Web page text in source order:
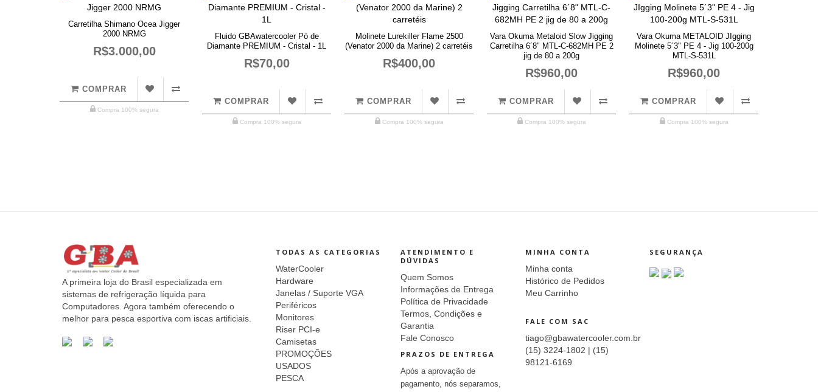
Carretilha Shimano Ocea Jigger
2000 NRMG
R$3.000,00
COMPRAR
Compra 100% segura
Fluido GBAwatercooler Pó de
Diamante PREMIUM - Cristal - 1L
R$70,00
COMPRAR
Compra 100% segura
Molinete Lurekiller Flame 2500
(Venator 2000 da Marine) 2 carretéis
R$400,00
COMPRAR
Compra 100% segura
Vara Okuma Metaloid Slow Jigging
Carretilha 6´8" MTL-C-682MH PE 2
jig de 80 a 200g
R$960,00
COMPRAR
Compra 100% segura
Vara Okuma METALOID JIgging
Molinete 5´3" PE 4 - Jig 100-200g
MTL-S-531L
R$960,00
COMPRAR
Compra 100% segura
A primeira loja do Brasil especializada em
sistemas de refrigeração líquida para
Computadores. Agora também oferecendo o
melhor para pesca esportiva com iscas artificiais.
TODAS AS CATEGORIAS
WaterCooler
Hardware
Janelas / Suporte VGA
Periféricos
Monitores
Riser PCI-e
Camisetas
PROMOÇÕES
USADOS
PESCA
ATENDIMENTO E
DÚVIDAS
Quem Somos
Informações de Entrega
Política de Privacidade
Termos, Condições e
Garantia
Fale Conosco
PRAZOS DE ENTREGA
Após a aprovação de
pagamento, nós separamos,
MINHA CONTA
Minha conta
Histórico de Pedidos
Meu Carrinho
FALE COM SAC
tiago@gbawatercooler.com.br
(15) 3224-1802 | (15)
98121-6169
SEGURANÇA